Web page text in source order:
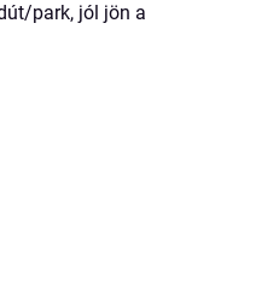
park, jól jön a